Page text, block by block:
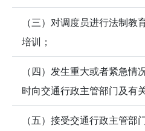
（三）对调度员进行法制教
培训；
（四）发生重大或者紧急情
时向交通行政主管部门及有
（五）接受交通行政主管部